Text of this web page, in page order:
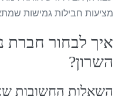
מציעות חבילות גמישות
איך לבחור חברת
השרון?
השאלות החשובות